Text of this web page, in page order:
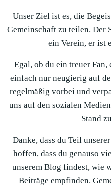
Unser Ziel ist es, die
Gemeinschaft zu teilen. Der
ein Verein, er ist
Egal, ob du ein treuer
einfach nur neugierig auf
regelmäßig vorbei und
uns auf den sozialen
Stand
Danke, dass du Teil
hoffen, dass du genauso
unserem Blog findest, wie
Beiträge empfinden.